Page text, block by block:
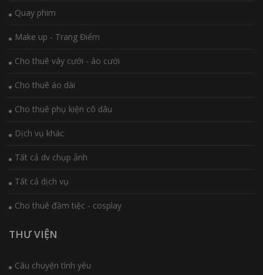
Quay phim
Make up - Trang Điểm
Cho thuê váy cưới - áo cưới
Cho thuê áo dài
Cho thuê phụ kiện cô dâu
Dịch vụ khác
Tất cả dv chụp ảnh
Tất cả dịch vụ
Cho thuê đầm tiệc - cosplay
THƯ VIỆN
Câu chuyện tình yêu